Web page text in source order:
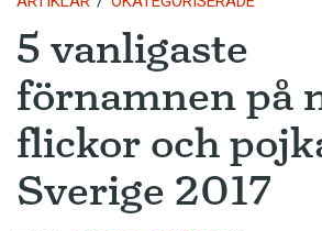
5 vanligaste
förnamnen på
flickor och
Sverige 2017